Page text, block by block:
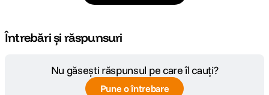
Întrebări și răspunsuri
Nu găsești răspunsul pe care îl cauți?
Pune o întrebare